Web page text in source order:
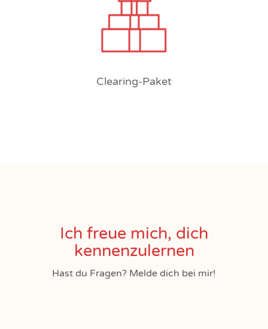
Clearing-Paket
Ich freue mich, dich
kennenzulernen
Hast du Fragen? Melde dich bei mir!